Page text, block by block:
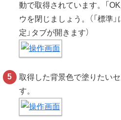
動で取得されています。「
ウを閉じましょう。（「標準
定」タブが開きます）
取得した背景色で塗りたい
す。